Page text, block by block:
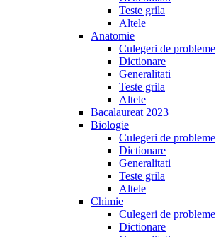
Teste grila
Altele
Anatomie
Culegeri de probleme
Dictionare
Generalitati
Teste grila
Altele
Bacalaureat 2023
Biologie
Culegeri de probleme
Dictionare
Generalitati
Teste grila
Altele
Chimie
Culegeri de probleme
Dictionare